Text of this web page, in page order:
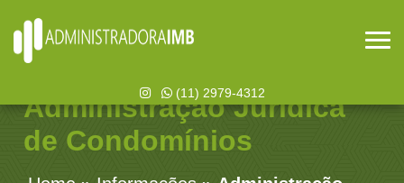
(11) 2979-4312
Administração Jurídica
de Condomínios